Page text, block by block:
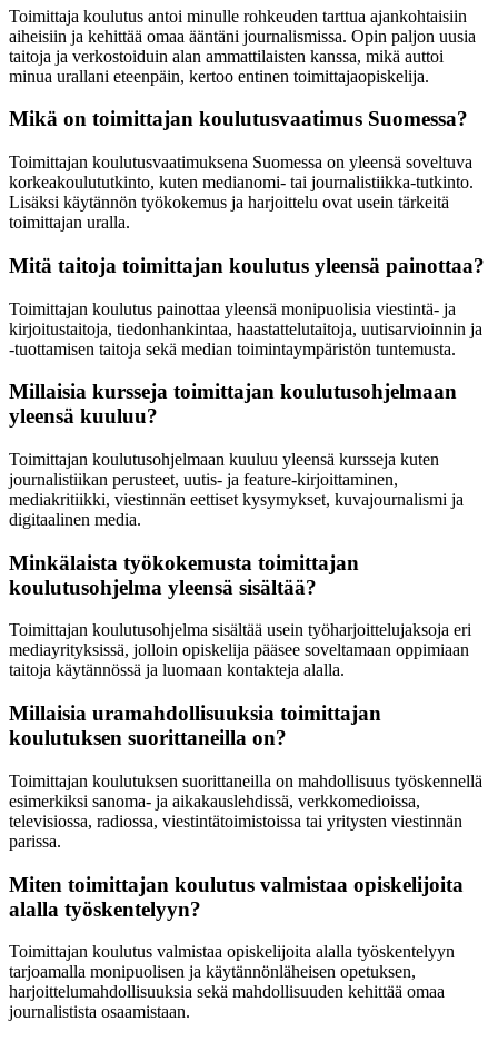
Toimittaja koulutus antoi minulle rohkeuden tarttua ajankohtaisiin
aiheisiin ja kehittää omaa ääntäni journalismissa. Opin paljon uusia
taitoja ja verkostoiduin alan ammattilaisten kanssa, mikä auttoi
minua urallani eteenpäin, kertoo entinen toimittajaopiskelija.
Mikä on toimittajan koulutusvaatimus Suomessa?
Toimittajan koulutusvaatimuksena Suomessa on yleensä soveltuva
korkeakoulututkinto, kuten medianomi- tai journalistiikka-tutkinto.
Lisäksi käytännön työkokemus ja harjoittelu ovat usein tärkeitä
toimittajan uralla.
Mitä taitoja toimittajan koulutus yleensä painottaa?
Toimittajan koulutus painottaa yleensä monipuolisia viestintä- ja
kirjoitustaitoja, tiedonhankintaa, haastattelutaitoja, uutisarvioinnin ja
-tuottamisen taitoja sekä median toimintaympäristön tuntemusta.
Millaisia kursseja toimittajan koulutusohjelmaan
yleensä kuuluu?
Toimittajan koulutusohjelmaan kuuluu yleensä kursseja kuten
journalistiikan perusteet, uutis- ja feature-kirjoittaminen,
mediakritiikki, viestinnän eettiset kysymykset, kuvajournalismi ja
digitaalinen media.
Minkälaista työkokemusta toimittajan
koulutusohjelma yleensä sisältää?
Toimittajan koulutusohjelma sisältää usein työharjoittelujaksoja eri
mediayrityksissä, jolloin opiskelija pääsee soveltamaan oppimiaan
taitoja käytännössä ja luomaan kontakteja alalla.
Millaisia uramahdollisuuksia toimittajan
koulutuksen suorittaneilla on?
Toimittajan koulutuksen suorittaneilla on mahdollisuus työskennellä
esimerkiksi sanoma- ja aikakauslehdissä, verkkomedioissa,
televisiossa, radiossa, viestintätoimistoissa tai yritysten viestinnän
parissa.
Miten toimittajan koulutus valmistaa opiskelijoita
alalla työskentelyyn?
Toimittajan koulutus valmistaa opiskelijoita alalla työskentelyyn
tarjoamalla monipuolisen ja käytännönläheisen opetuksen,
harjoittelumahdollisuuksia sekä mahdollisuuden kehittää omaa
journalistista osaamistaan.